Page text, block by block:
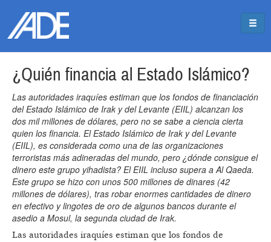
¿Quién financia al Estado Islámico?
Las autoridades iraquíes estiman que los fondos de financiación
del Estado Islámico de Irak y del Levante (EIIL) alcanzan los
dos mil millones de dólares, pero no se sabe a ciencia cierta
quien los financia. El Estado Islámico de Irak y del Levante
(EIIL), es considerada como una de las organizaciones
terroristas más adineradas del mundo, pero ¿dónde consigue el
dinero este grupo yihadista? El EIIL incluso supera a Al Qaeda.
Este grupo se hizo con unos 500 millones de dinares (42
millones de dólares), tras robar enormes cantidades de dinero
en efectivo y lingotes de oro de algunos bancos durante el
asedio a Mosul, la segunda ciudad de Irak.
Las autoridades iraquíes estiman que los fondos de